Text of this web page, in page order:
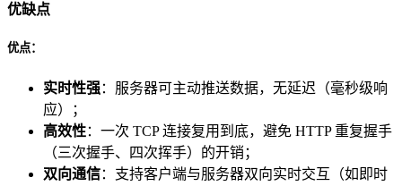
优缺点
优点：
实时性强：服务器可主动推送数据，无延迟（毫秒级响
应）；
高效性：一次 TCP 连接复用到底，避免 HTTP 重复握手
（三次握手、四次挥手）的开销；
双向通信：支持客户端与服务器双向实时交互（如即时